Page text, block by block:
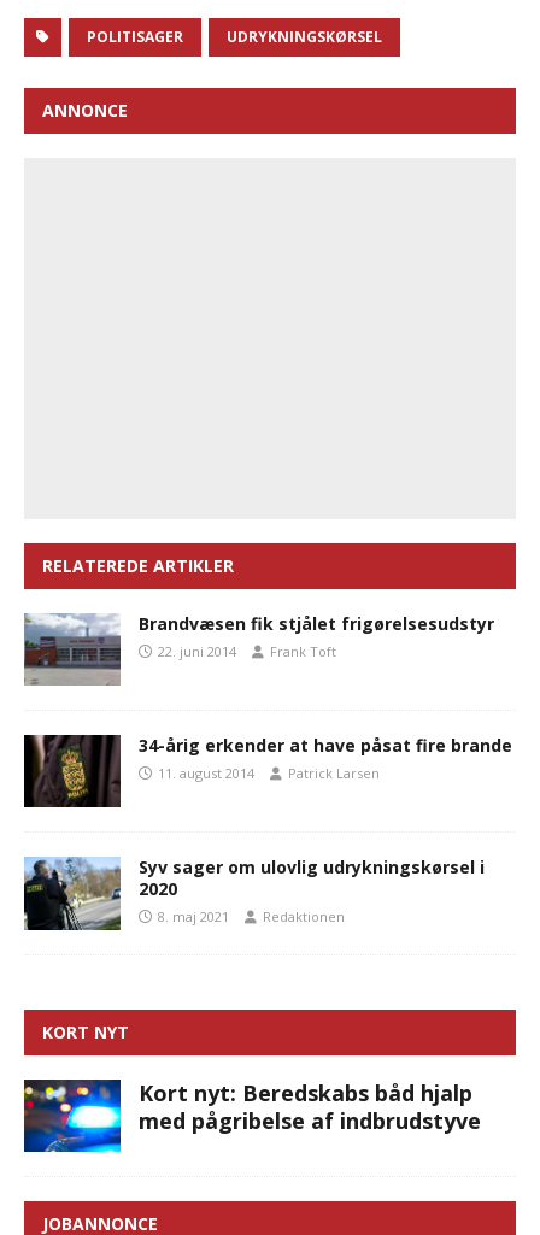
POLITISAGER UDRYKNINGSKØRSEL
ANNONCE
RELATEREDE ARTIKLER
Brandvæsen fik stjålet frigørelsesudstyr
22. juni 2014 Frank Toft
34-årig erkender at have påsat fire brande
11. august 2014 Patrick Larsen
Syv sager om ulovlig udrykningskørsel i
2020
8. maj 2021 Redaktionen
KORT NYT
Kort nyt: Beredskabs båd hjalp
med pågribelse af indbrudstyve
JOBANNONCE